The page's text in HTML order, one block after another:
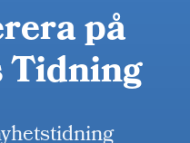
på
Tidning